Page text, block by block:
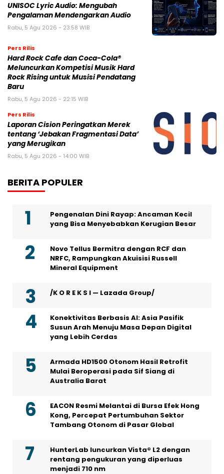
UNISOC Lyric Audio: Mengubah
Pengalaman Mendengarkan Audio
Rabu, 5 Agu 2026 - 23:58 WIB
Pers Rilis
Hard Rock Cafe dan Coca-Cola®
Meluncurkan Kompetisi Musik Hard
Rock Rising untuk Musisi Pendatang
Baru
Rabu, 5 Agu 2026 - 22:15 WIB
Pers Rilis
Laporan Cision Peringatkan Merek
tentang ‘Jebakan Fragmentasi Data’
yang Merugikan
Rabu, 5 Agu 2026 - 14:00 WIB
BERITA POPULER
Pengenalan Dini Rayap: Ancaman Kecil
yang Bisa Menyebabkan Kerugian Besar
Novo Tellus Bermitra dengan RCF dan
NRFC, Rampungkan Akuisisi Russell
Mineral Equipment
/K O R E K S I — Lazada Group/
Konektivitas Berbasis AI: Asia Pasifik
Susun Arah Menuju Masa Depan Digital
yang Lebih Cerdas
Armada HD1500 Otonom Hasil Retrofit
Mulai Beroperasi pada Sif Siang di
Australia Barat
EACON Resmi Melantai di Bursa Efek Hong
Kong, Percepat Pertumbuhan Sektor
Tambang Otonom di Pasar Global
HunterLab luncurkan Vista® L2 dengan
rentang pengukuran yang diperluas
menjadi 710 nm